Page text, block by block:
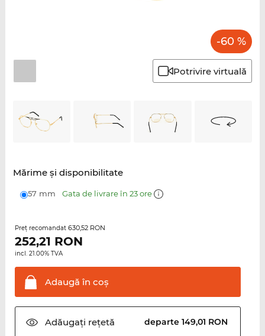
-60 %
Potrivire virtuală
Mărime şi disponibilitate
57 mm Gata de livrare în 23 ore
Preţ recomandat 630,52 RON
252,21 RON
incl. 21.00% TVA
Adaugă în coş
Adăugați rețetă departe 149,01 RON